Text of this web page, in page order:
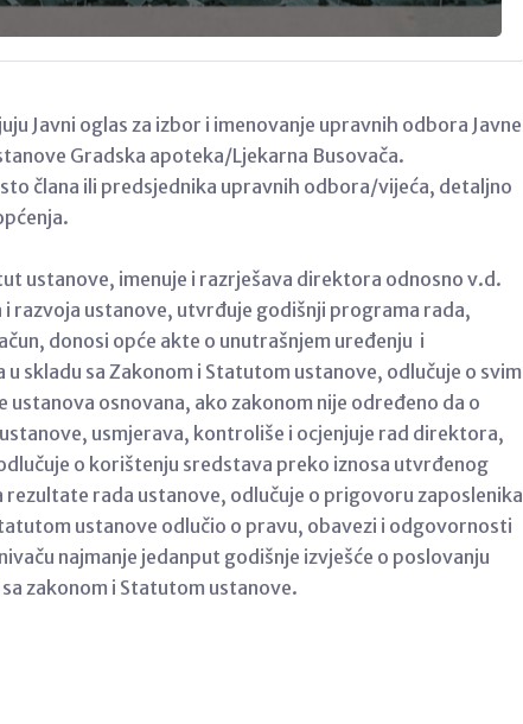
Javni oglas za izbor i imenovanje upravnih odbora Javne
Gradska apoteka/Ljekarna Busovača.
člana ili predsjednika upravnih odbora/vijeća, detaljno
ustanove, imenuje i razrješava direktora odnosno v.d.
razvoja ustanove, utvrđuje godišnji programa rada,
donosi opće akte o unutrašnjem uređenju i
skladu sa Zakonom i Statutom ustanove, odlučuje o svim
osnovana, ako zakonom nije određeno da o
usmjerava, kontroliše i ocjenjuje rad direktora,
o korištenju sredstava preko iznosa utvrđenog
rada ustanove, odlučuje o prigovoru zaposlenika
ustanove odlučio o pravu, obavezi i odgovornosti
najmanje jedanput godišnje izvješće o poslovanju
zakonom i Statutom ustanove.